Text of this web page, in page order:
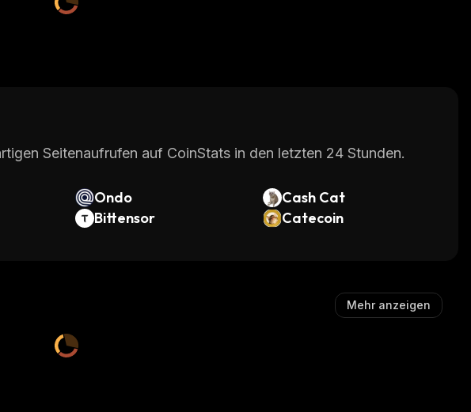
Seitenaufrufen auf CoinStats in den letzten 24 Stunden.
Ondo
Cash Cat
Bittensor Catecoin
Mehr anzeigen